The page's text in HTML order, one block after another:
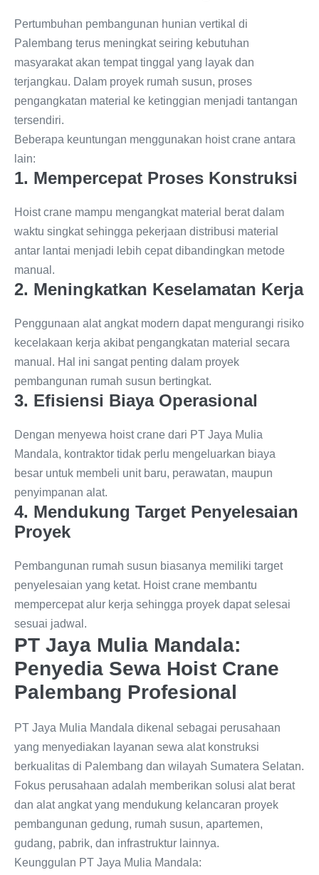
Pertumbuhan pembangunan hunian vertikal di
Palembang terus meningkat seiring kebutuhan
masyarakat akan tempat tinggal yang layak dan
terjangkau. Dalam proyek rumah susun, proses
pengangkatan material ke ketinggian menjadi tantangan
tersendiri.
Beberapa keuntungan menggunakan hoist crane antara
lain:
1. Mempercepat Proses Konstruksi
Hoist crane mampu mengangkat material berat dalam
waktu singkat sehingga pekerjaan distribusi material
antar lantai menjadi lebih cepat dibandingkan metode
manual.
2. Meningkatkan Keselamatan Kerja
Penggunaan alat angkat modern dapat mengurangi risiko
kecelakaan kerja akibat pengangkatan material secara
manual. Hal ini sangat penting dalam proyek
pembangunan rumah susun bertingkat.
3. Efisiensi Biaya Operasional
Dengan menyewa hoist crane dari PT Jaya Mulia
Mandala, kontraktor tidak perlu mengeluarkan biaya
besar untuk membeli unit baru, perawatan, maupun
penyimpanan alat.
4. Mendukung Target Penyelesaian
Proyek
Pembangunan rumah susun biasanya memiliki target
penyelesaian yang ketat. Hoist crane membantu
mempercepat alur kerja sehingga proyek dapat selesai
sesuai jadwal.
PT Jaya Mulia Mandala:
Penyedia Sewa Hoist Crane
Palembang Profesional
PT Jaya Mulia Mandala dikenal sebagai perusahaan
yang menyediakan layanan sewa alat konstruksi
berkualitas di Palembang dan wilayah Sumatera Selatan.
Fokus perusahaan adalah memberikan solusi alat berat
dan alat angkat yang mendukung kelancaran proyek
pembangunan gedung, rumah susun, apartemen,
gudang, pabrik, dan infrastruktur lainnya.
Keunggulan PT Jaya Mulia Mandala: